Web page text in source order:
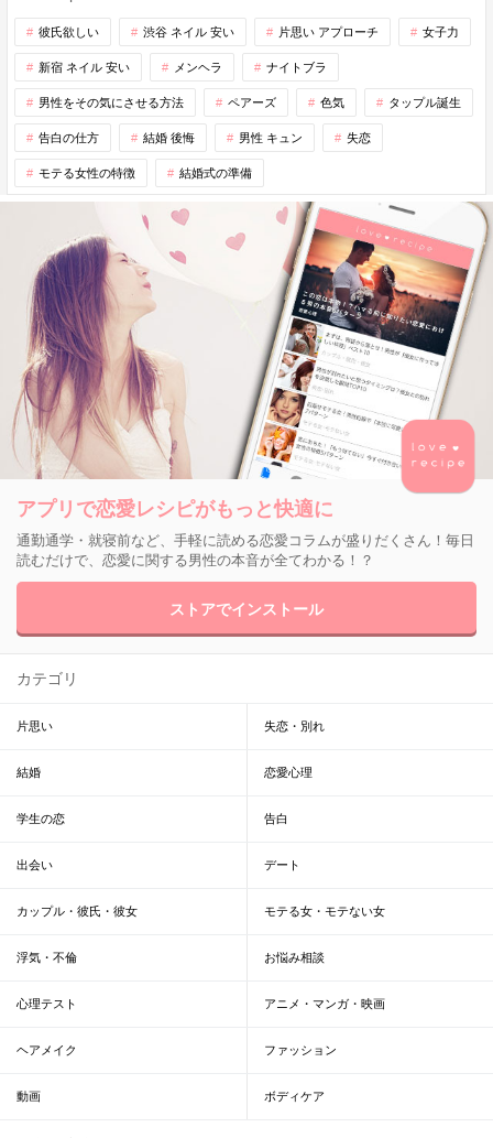
彼氏欲しい 渋谷 ネイル 安い 片思い アプローチ 女子力
新宿 ネイル 安い メンヘラ ナイトブラ
男性をその気にさせる方法 ペアーズ 色気 タップル誕生
告白の仕方 結婚 後悔 男性 キュン 失恋
モテる女性の特徴 結婚式の準備
アプリで恋愛レシピがもっと快適に
通勤通学・就寝前など、手軽に読める恋愛コラムが盛りだくさん！毎日
読むだけで、恋愛に関する男性の本音が全てわかる！？
ストアでインストール
カテゴリ
片思い 失恋・別れ
結婚 恋愛心理
学生の恋 告白
出会い デート
カップル・彼氏・彼女 モテる女・モテない女
浮気・不倫 お悩み相談
心理テスト アニメ・マンガ・映画
ヘアメイク ファッション
動画 ボディケア